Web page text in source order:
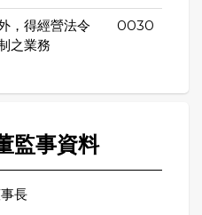
，得經營法令
之業務
0030
監事資料
長